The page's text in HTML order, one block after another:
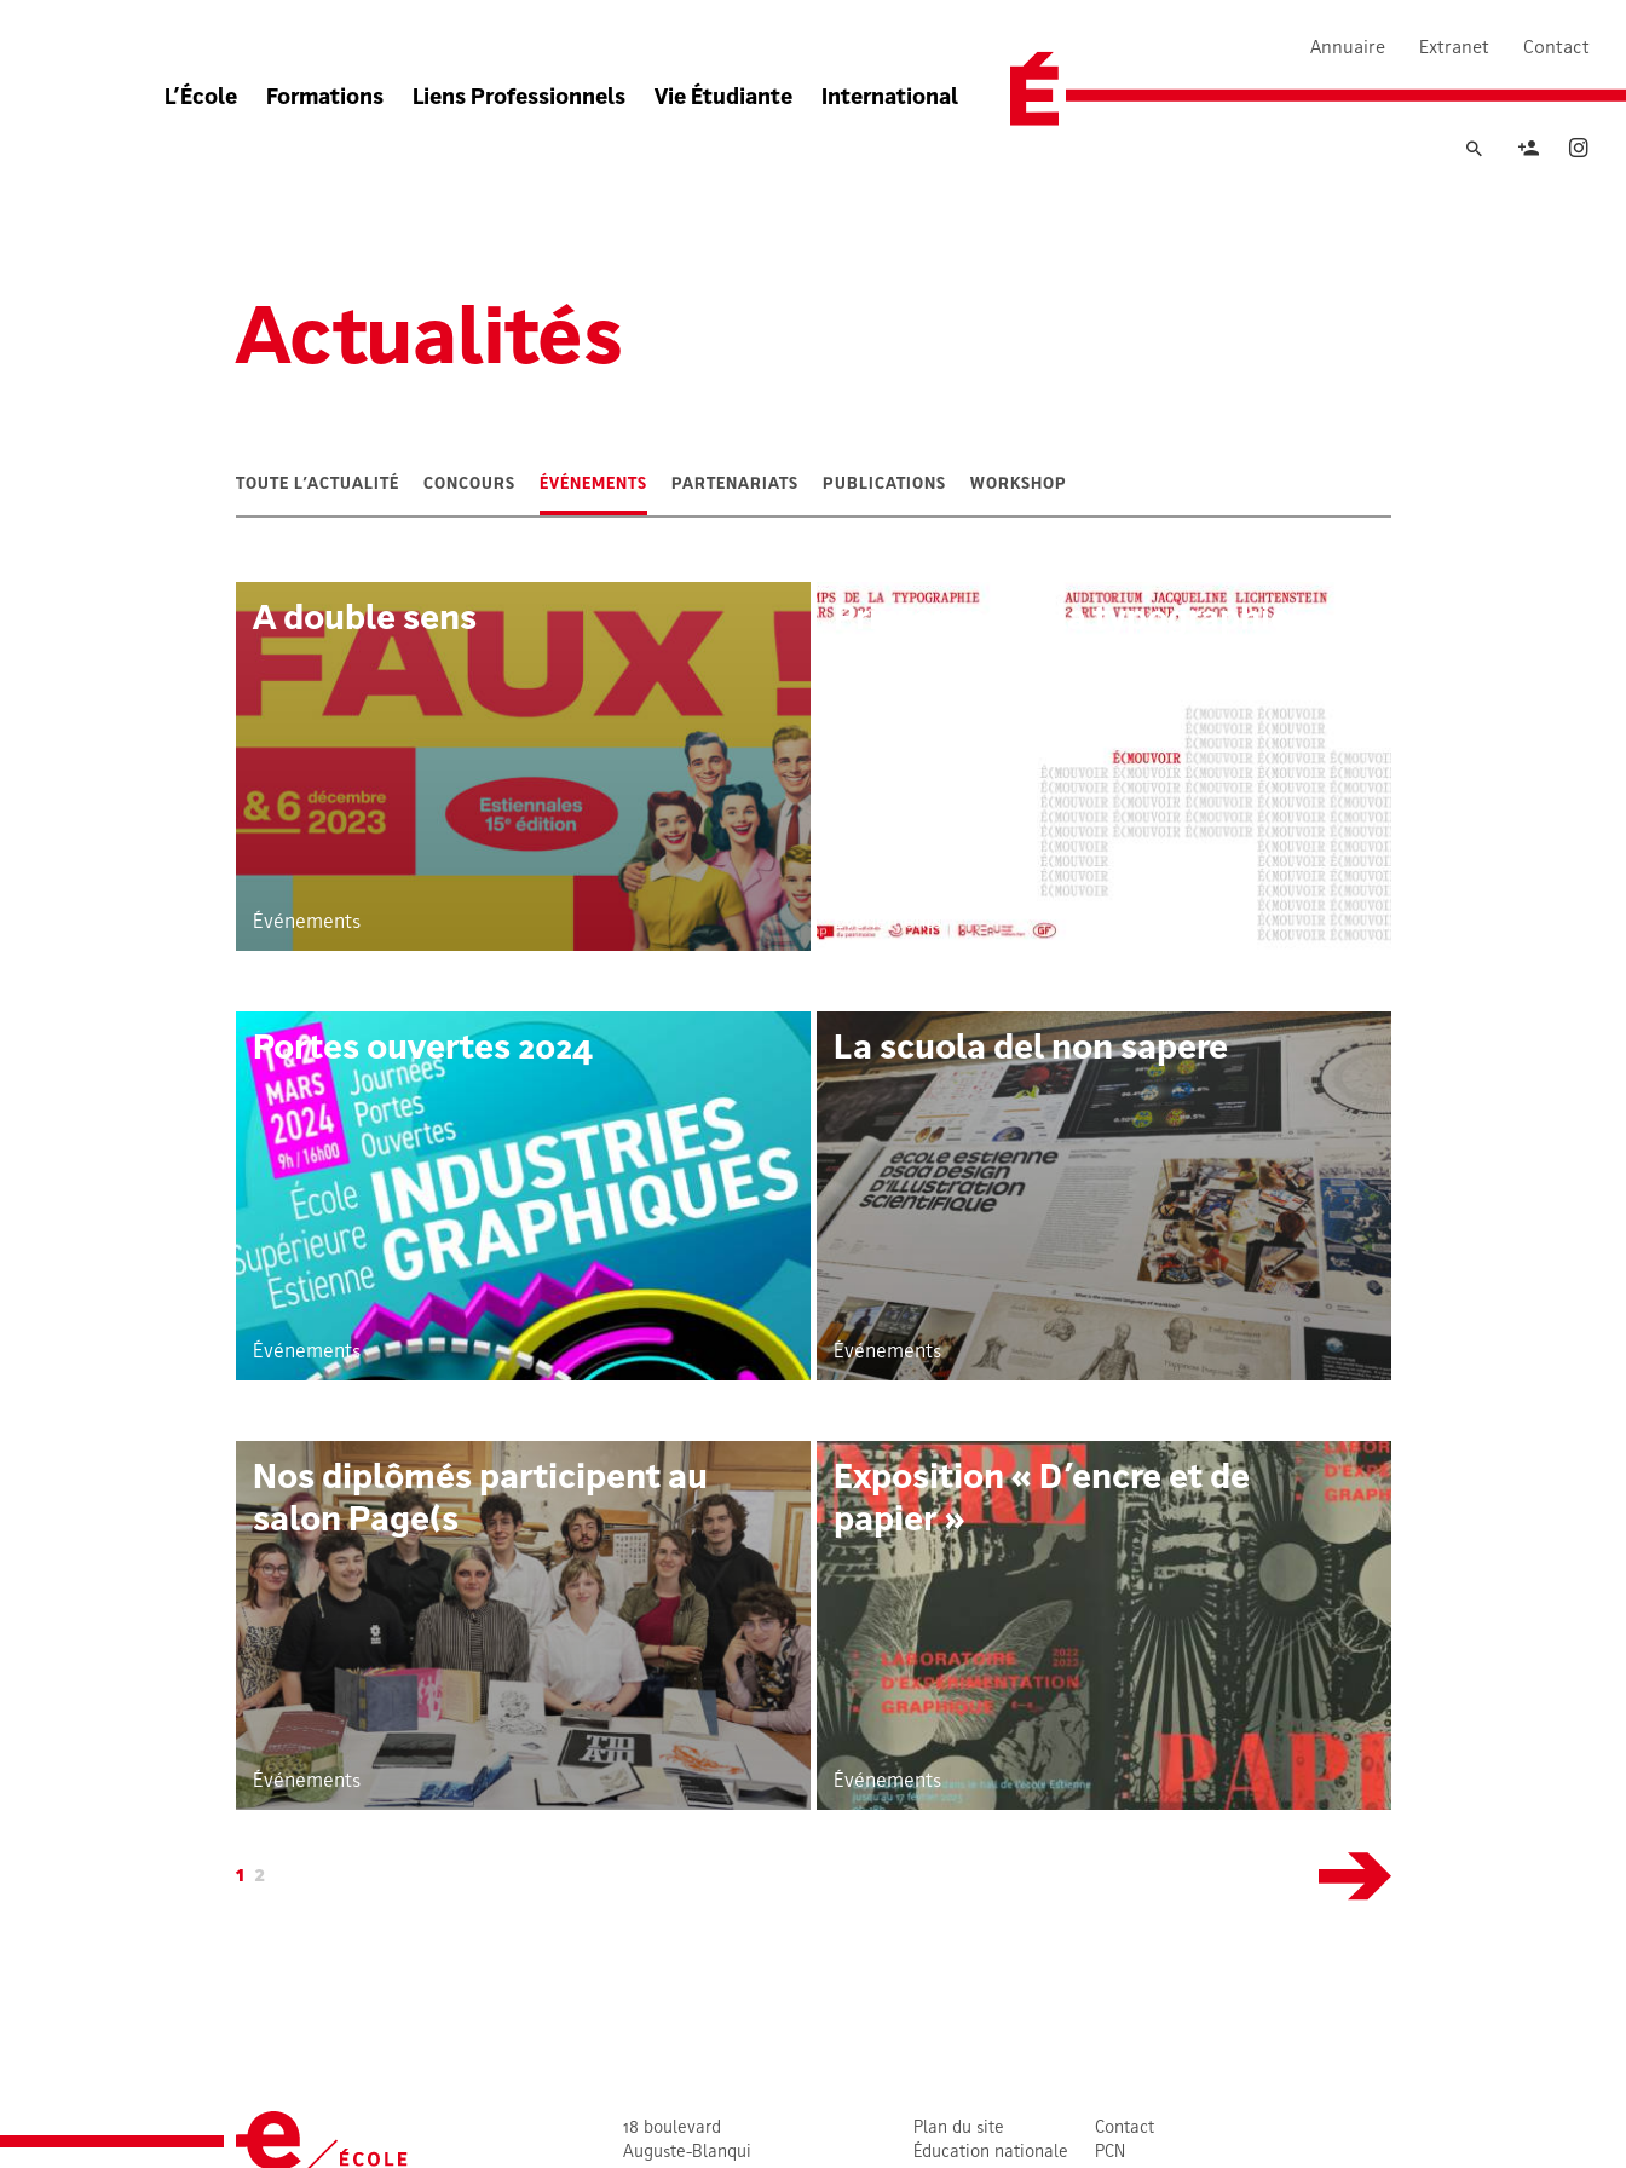
L’École Formations Liens Professionnels Vie Étudiante International
Rechercher
Rechercher
Annuaire Extranet Contact
Actualités
TOUTE L’ACTUALITÉ CONCOURS ÉVÉNEMENTS PARTENARIATS PUBLICATIONS WORKSHOP
A double sens
Événements
Printemps de la typographie
Événements
Portes ouvertes 2024
Événements
La scuola del non sapere
Événements
Nos diplômés participent au
salon Page(s
Événements
Exposition « D’encre et de
papier »
Événements
1 2 Page
18 boulevard
Auguste-Blanqui
Plan du site
Éducation nationale
Contact
PCN